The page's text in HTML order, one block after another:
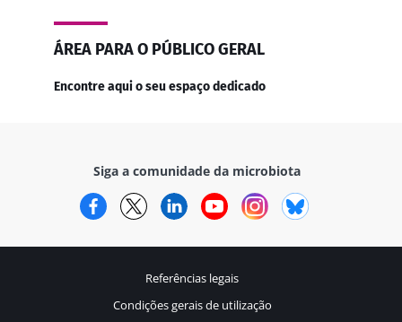
ÁREA PARA O PÚBLICO GERAL
Encontre aqui o seu espaço dedicado
Siga a comunidade da microbiota
FacebookTwitterLinkedInYouTubeInstagram
Referências legais
Condições gerais de utilização